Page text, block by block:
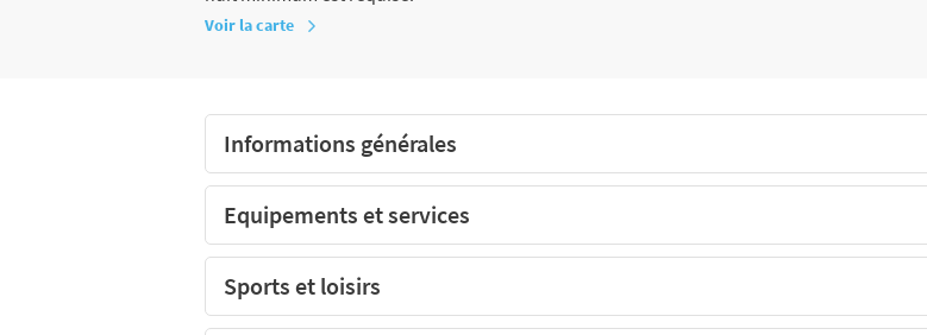
Voir la carte
Informations générales
Equipements et services
Sports et loisirs